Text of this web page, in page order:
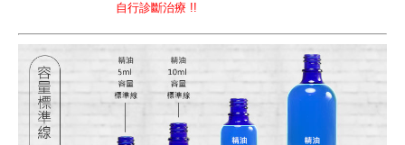
自行診斷治療 !!